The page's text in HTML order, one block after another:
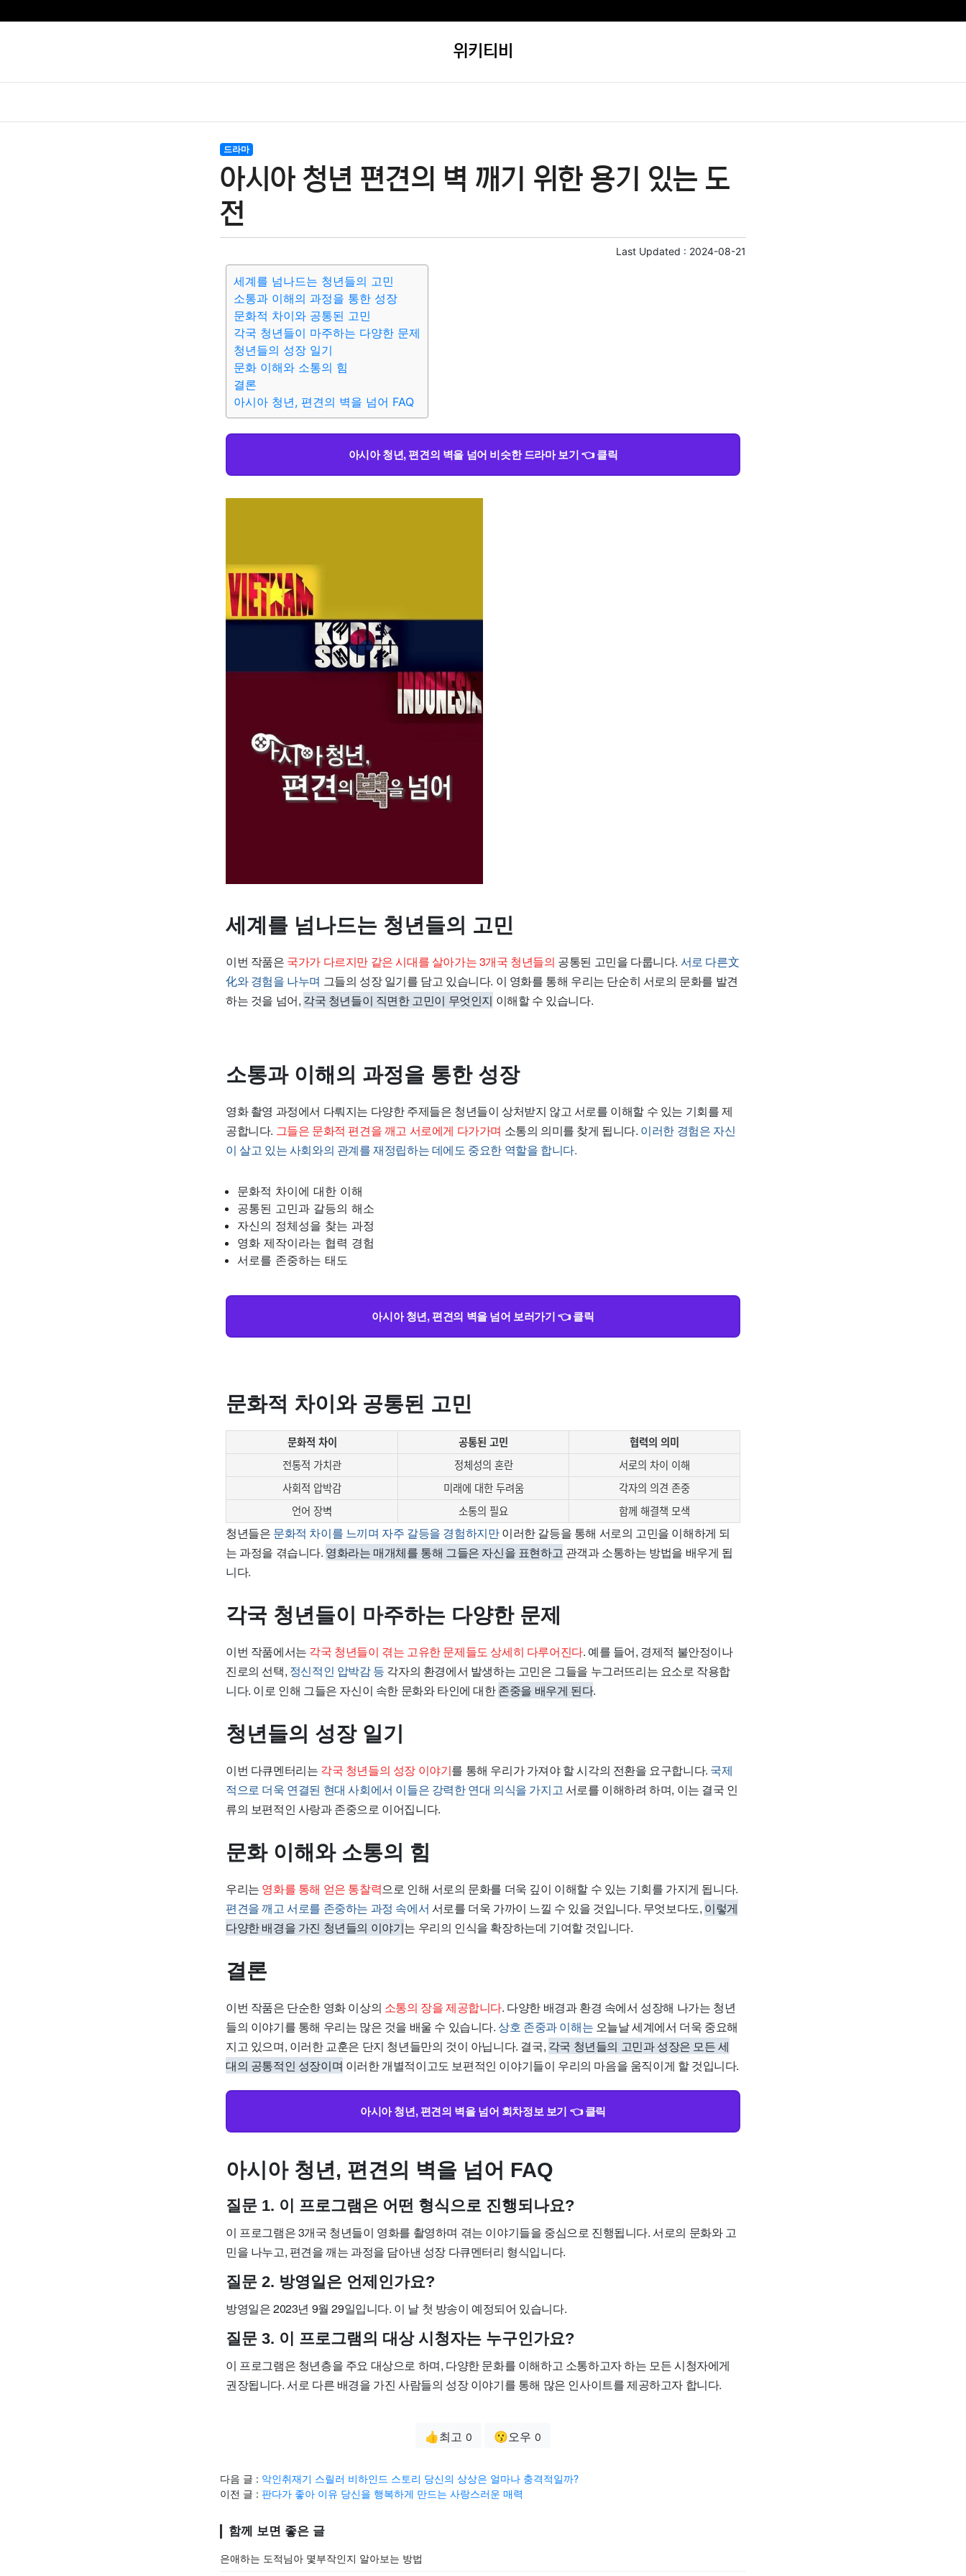
위키티비
드라마
아시아 청년 편견의 벽 깨기 위한 용기 있는 도
전
Last Updated : 2024-08-21
세계를 넘나드는 청년들의 고민
소통과 이해의 과정을 통한 성장
문화적 차이와 공통된 고민
각국 청년들이 마주하는 다양한 문제
청년들의 성장 일기
문화 이해와 소통의 힘
결론
아시아 청년, 편견의 벽을 넘어 FAQ
아시아 청년, 편견의 벽을 넘어 비슷한 드라마 보기 👈 클릭
세계를 넘나드는 청년들의 고민
이번 작품은 국가가 다르지만 같은 시대를 살아가는 3개국 청년들의 공통된 고민을 다룹니다. 서로 다른文
化와 경험을 나누며 그들의 성장 일기를 담고 있습니다. 이 영화를 통해 우리는 단순히 서로의 문화를 발견
하는 것을 넘어, 각국 청년들이 직면한 고민이 무엇인지 이해할 수 있습니다.
소통과 이해의 과정을 통한 성장
영화 촬영 과정에서 다뤄지는 다양한주제들은 청년들이 상처받지 않고 서로를 이해할 수 있는 기회를 제
공합니다. 그들은 문화적 편견을 깨고 서로에게 다가가며 소통의 의미를 찾게 됩니다. 이러한 경험은 자신
이 살고 있는 사회와의 관계를 재정립하는 데에도 중요한 역할을 합니다.
문화적 차이에 대한 이해
공통된 고민과 갈등의 해소
자신의 정체성을 찾는 과정
영화 제작이라는 협력 경험
서로를 존중하는 태도
아시아 청년, 편견의 벽을 넘어 보러가기 👈 클릭
문화적 차이와 공통된 고민
문화적 차이 공통된 고민
협력의 의미
전통적 가치관
정체성의 혼란
서로의 차이 이해
사회적 압박감
미래에 대한 두려움
각자의 의견 존중
언어 장벽
소통의 필요 함께 해결책 모색
청년들은 문화적 차이를 느끼며 자주 갈등을 경험하지만이러한 갈등을 통해 서로의 고민을 이해하게 되
는 과정을 겪습니다. 영화라는 매개체를 통해 그들은 자신을 표현하고 관객과 소통하는 방법을 배우게 됩
니다.
각국 청년들이 마주하는 다양한 문제
이번 작품에서는 각국 청년들이 겪는 고유한 문제들도 상세히 다루어진다. 예를 들어, 경제적 불안정이나
진로의 선택, 정신적인 압박감 등 각자의 환경에서 발생하는 고민은 그들을 누그러뜨리는 요소로 작용합
니다. 이로 인해 그들은 자신이 속한 문화와 타인에 대한존중을 배우게 된다.
청년들의 성장 일기
이번 다큐멘터리는 각국 청년들의 성장 이야기를 통해 우리가 가져야 할 시각의 전환을 요구합니다. 국제
적으로 더욱 연결된 현대 사회에서 이들은 강력한 연대 의식을 가지고서로를 이해하려 하며, 이는 결국 인
류의 보편적인 사랑과 존중으로 이어집니다.
문화 이해와 소통의 힘
우리는 영화를 통해 얻은 통찰력으로 인해 서로의 문화를 더욱 깊이 이해할 수 있는 기회를 가지게 됩니다.
편견을 깨고 서로를 존중하는 과정 속에서 서로를 더욱 가까이 느낄 수 있을 것입니다. 무엇보다도, 이렇게
다양한 배경을 가진 청년들의 이야기는 우리의 인식을 확장하는데 기여할 것입니다.
결론
이번 작품은 단순한 영화 이상의 소통의 장을 제공합니다. 다양한 배경과 환경 속에서 성장해 나가는 청년
들의 이야기를 통해 우리는 많은 것을 배울 수 있습니다.상호 존중과 이해는 오늘날 세계에서 더욱 중요해
지고 있으며, 이러한 교훈은 단지 청년들만의 것이 아닙니다. 결국, 각국 청년들의 고민과 성장은 모든 세
대의 공통적인 성장이며 이러한 개별적이고도 보편적인 이야기들이 우리의 마음을 움직이게 할 것입니다.
아시아 청년, 편견의 벽을 넘어 회차정보 보기 👈 클릭
아시아 청년, 편견의 벽을 넘어 FAQ
질문 1. 이 프로그램은 어떤 형식으로 진행되나요?
이 프로그램은 3개국 청년들이 영화를 촬영하며 겪는 이야기들을 중심으로 진행됩니다. 서로의 문화와 고
민을 나누고, 편견을 깨는 과정을 담아낸 성장 다큐멘터리 형식입니다.
질문 2. 방영일은 언제인가요?
방영일은 2023년 9월 29일입니다. 이 날 첫 방송이 예정되어 있습니다.
질문 3. 이 프로그램의 대상 시청자는 누구인가요?
이 프로그램은 청년층을 주요 대상으로 하며, 다양한 문화를 이해하고 소통하고자 하는 모든 시청자에게
권장됩니다. 서로 다른 배경을 가진 사람들의 성장 이야기를 통해 많은 인사이트를 제공하고자 합니다.
👍최고 0 😗오우 0
다음 글 : 악인취재기 스릴러 비하인드 스토리 당신의 상상은 얼마나 충격적일까?
이전 글 : 판다가 좋아 이유 당신을 행복하게 만드는 사랑스러운 매력
함께 보면 좋은 글
은애하는 도적님아 몇부작인지 알아보는 방법